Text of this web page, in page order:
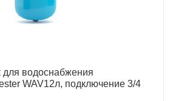
водоснабжения
WAV12л, подключение 3/4